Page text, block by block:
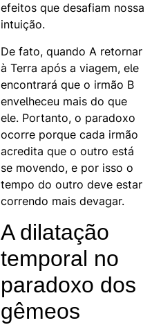
efeitos que desafiam nossa
intuição.
De fato, quando A retornar
à Terra após a viagem, ele
encontrará que o irmão B
envelheceu mais do que
ele. Portanto, o paradoxo
ocorre porque cada irmão
acredita que o outro está
se movendo, e por isso o
tempo do outro deve estar
correndo mais devagar.
A dilatação
temporal no
paradoxo dos
gêmeos